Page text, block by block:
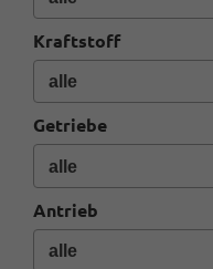
Kraftstoff
Getriebe
Antrieb